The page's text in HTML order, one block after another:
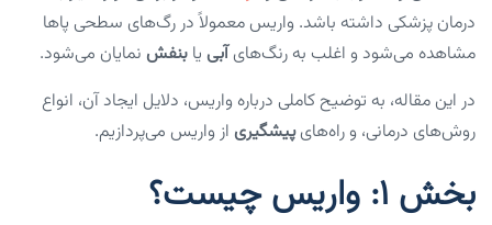
درمان پزشکی داشته باشد. واریس معمولاً در رگ‌های سطحی پاها
مشاهده می‌شود و اغلب به رنگ‌هایآبی یا بنفش نمایان می‌شود.
در این مقاله، به توضیح کاملی درباره واریس، دلایل ایجاد آن، انواع
روش‌های درمانی، و راه‌هایپیشگیری از واریس می‌پردازیم.
بخش ۱: واریس چیست؟